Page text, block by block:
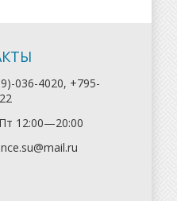
036-4020, +795-
12:00—20:00